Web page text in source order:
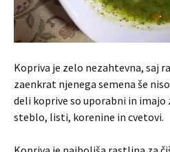
Kopriva je zelo nezahtevna, saj
zaenkrat njenega semena še
deli koprive so uporabni in
steblo, listi, korenine in cvetovi.